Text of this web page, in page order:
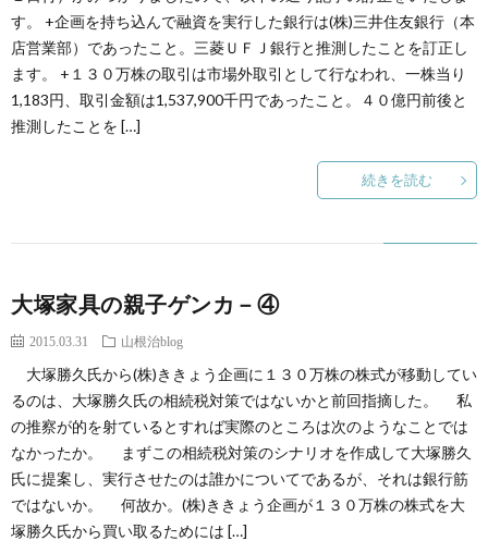
創
る
治
blog
社
案
す。 +企画を持ち込んで融資を実行した銀行は(株)三井住友銀行（本
店営業部）であったこと。三菱ＵＦＪ銀行と推測したことを訂正し
ます。 +１３０万株の取引は市場外取引として行なわれ、一株当り
1,183円、取引金額は1,537,900千円であったこと。４０億円前後と
推測したことを […]
続きを読む
大塚家具の親子ゲンカ－④
2015.03.31 山根治blog
大塚勝久氏から(株)ききょう企画に１３０万株の株式が移動してい
るのは、大塚勝久氏の相続税対策ではないかと前回指摘した。 私
の推察が的を射ているとすれば実際のところは次のようなことでは
なかったか。 まずこの相続税対策のシナリオを作成して大塚勝久
氏に提案し、実行させたのは誰かについてであるが、それは銀行筋
ではないか。 何故か。(株)ききょう企画が１３０万株の株式を大
塚勝久氏から買い取るためには […]